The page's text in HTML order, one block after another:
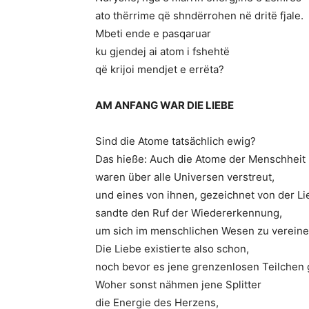
ato thërrime që shndërrohen në dritë fjale.
Mbeti ende e pasqaruar
ku gjendej ai atom i fshehtë
që krijoi mendjet e errëta?
AM ANFANG WAR DIE LIEBE
Sind die Atome tatsächlich ewig?
Das hieße: Auch die Atome der Menschheit
waren über alle Universen verstreut,
und eines von ihnen, gezeichnet von der
sandte den Ruf der Wiedererkennung,
um sich im menschlichen Wesen zu
Die Liebe existierte also schon,
noch bevor es jene grenzenlosen Teilchen
Woher sonst nähmen jene Splitter
die Energie des Herzens,